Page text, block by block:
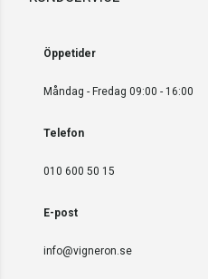
Öppetider
Måndag - Fredag 09:00 - 16:00
Telefon
010 600 50 15
E-post
info@vigneron.se